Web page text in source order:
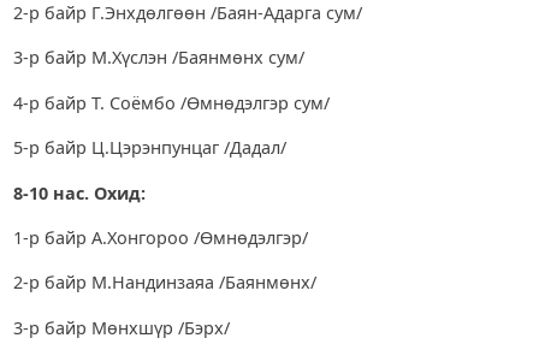
2-р байр Г.Энхдөлгөөн /Баян-Адарга сум/
3-р байр М.Хүслэн /Баянмөнх сум/
4-р байр Т. Соёмбо /Өмнөдэлгэр сум/
5-р байр Ц.Цэрэнпунцаг /Дадал/
8-10 нас. Охид:
1-р байр А.Хонгороо /Өмнөдэлгэр/
2-р байр М.Нандинзаяа /Баянмөнх/
3-р байр Мөнхшүр /Бэрх/